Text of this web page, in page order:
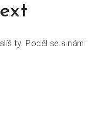
ty. Poděl se s námi